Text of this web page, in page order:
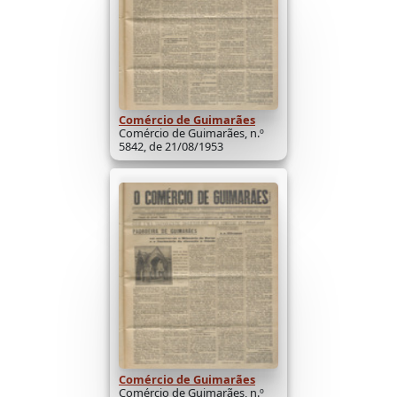
Comércio de Guimarães
Comércio de Guimarães, n.º
5842, de 21/08/1953
Comércio de Guimarães
Comércio de Guimarães, n.º